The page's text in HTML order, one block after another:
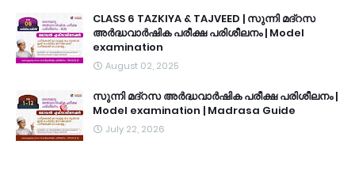
CLASS 6 TAZKIYA & TAJVEED | സുന്നി മദ്റസ
അർദ്ധവാർഷിക പരീക്ഷ പരിശീലനം | Model
examination
August 02, 2025
സുന്നി മദ്റസ അർദ്ധവാർഷിക പരീക്ഷ പരിശീലനം |
Model examination | Madrasa Guide
July 22, 2026